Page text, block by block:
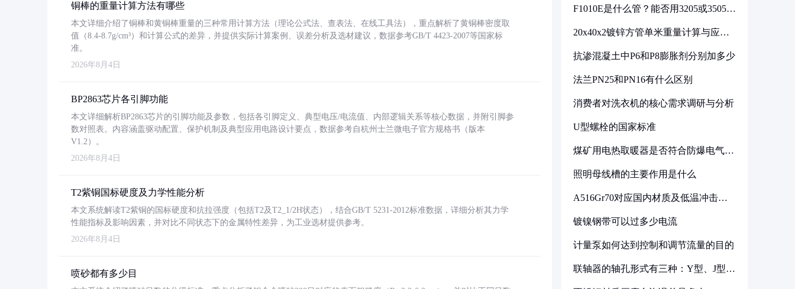
铜棒的重量计算方法有哪些
本文详细介绍了铜棒和黄铜棒重量的三种常用计算方法（理论公式法、查表法、在线工具法），重点解析了黄铜棒密度取
值（8.4-8.7g/cm³）和计算公式的差异，并提供实际计算案例、误差分析及选材建议，数据参考GB/T 4423-2007等国家标
准。
2026年8月4日
BP2863芯片各引脚功能
本文详细解析BP2863芯片的引脚功能及参数，包括各引脚定义、典型电压/电流值、内部逻辑关系等核心数据，并附引脚参
数对照表。内容涵盖驱动配置、保护机制及典型应用电路设计要点，数据参考自杭州士兰微电子官方规格书（版本
V1.2）。
2026年8月4日
T2紫铜国标硬度及力学性能分析
本文系统解读T2紫铜的国标硬度和抗拉强度（包括T2及T2_1/2H状态），结合GB/T 5231-2012标准数据，详细分析其力学
性能指标及影响因素，并对比不同状态下的金属特性差异，为工业选材提供参考。
2026年8月4日
喷砂都有多少目
F1010E是什么管？能否用3205或3505代
20x40x2镀锌方管单米重量计算与应用
抗渗混凝土中P6和P8膨胀剂分别加多少
法兰PN25和PN16有什么区别
消费者对洗衣机的核心需求调研与分析
U型螺栓的国家标准
煤矿用电热取暖器是否符合防爆电气设
照明母线槽的主要作用是什么
A516Gr70对应国内材质及低温冲击要
镀镍钢带可以过多少电流
计量泵如何达到控制和调节流量的目的
联轴器的轴孔形式有三种：Y型、J型、